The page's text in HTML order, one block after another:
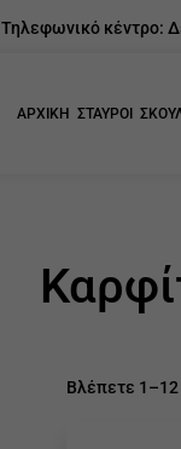
Τηλεφωνικό κέντρο:
ΑΡΧΙΚΗ ΣΤΑΥΡΟΙ
Βλέπετε